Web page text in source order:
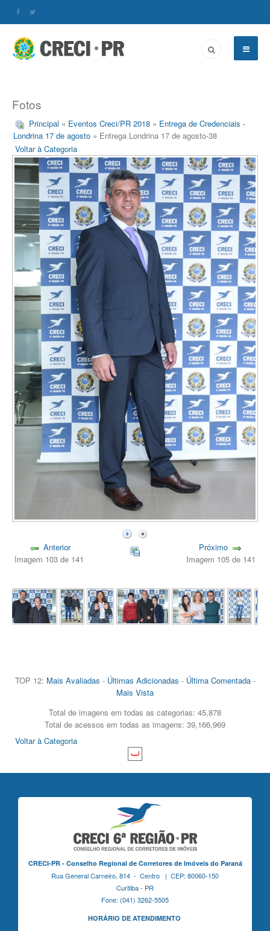
Fotos
Principal » Eventos Creci/PR 2018 » Entrega de Credenciais -
Londrina 17 de agosto » Entrega Londrina 17 de agosto-38
Voltar à Categoria
Anterior
Imagem 103 de 141
Próximo
Imagem 105 de 141
TOP 12: Mais Avaliadas - Últimas Adicionadas - Última Comentada-
Mais Vista
Total de imagens em todas as categorias: 45,878
Total de acessos em todas as imagens: 39,166,969
Voltar à Categoria
CRECI-PR - Conselho Regional de Corretores de Imóveis do Paraná
Rua General Carneiro, 814 - Centro | CEP: 80060-150
Curitiba - PR
Fone: (041) 3262-5505
HORÁRIO DE ATENDIMENTO